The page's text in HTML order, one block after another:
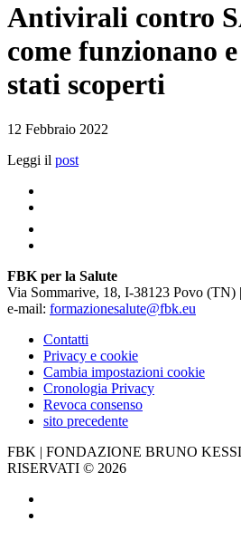
Antivirali contro
come funzionano
stati scoperti
12 Febbraio 2022
Leggi il post
FBK per la Salute
Via Sommarive, 18, I-38123 Povo (TN)
e-mail: formazionesalute@fbk.eu
Contatti
Privacy e cookie
Cambia impostazioni cookie
Cronologia Privacy
Revoca consenso
sito precedente
FBK | FONDAZIONE BRUNO
RISERVATI © 2026